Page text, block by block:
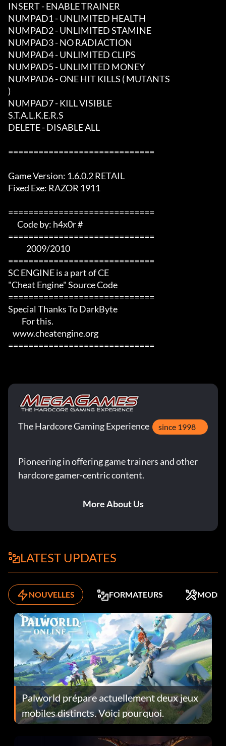
INSERT - ENABLE TRAINER
NUMPAD1 - UNLIMITED HEALTH
NUMPAD2 - UNLIMITED STAMINE
NUMPAD3 - NO RADIACTION
NUMPAD4 - UNLIMITED CLIPS
NUMPAD5 - UNLIMITED MONEY
NUMPAD6 - ONE HIT KILLS ( MUTANTS
)
NUMPAD7 - KILL VISIBLE
S.T.A.L.K.E.R.S
DELETE - DISABLE ALL
=============================
Game Version: 1.6.0.2 RETAIL
Fixed Exe: RAZOR 1911
=============================
=============================
=============================
SC ENGINE is a part of CE
"Cheat Engine" Source Code
=============================
Special Thanks To DarkByte
=============================
The Hardcore Gaming Experience since 1998
Pioneering in offering game trainers and other
hardcore gamer-centric content.
More About Us
LATEST UPDATES
NOUVELLES FORMATEURS MODS
Palworld prépare actuellement deux jeux
mobiles distincts. Voici pourquoi.